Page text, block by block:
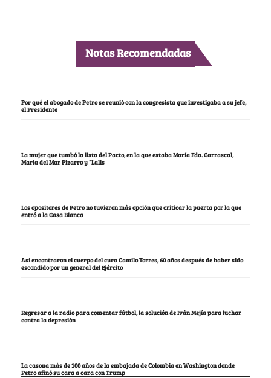
Notas Recomendadas
Por qué el abogado de Petro se reunió con la congresista que investigaba a su jefe,
el Presidente
La mujer que tumbó la lista del Pacto, en la que estaba María Fda. Carrascal,
María del Mar Pizarro y “Lalis
Los opositores de Petro no tuvieron más opción que criticar la puerta por la que
entró a la Casa Blanca
Así encontraron el cuerpo del cura Camilo Torres, 60 años después de haber sido
escondido por un general del Ejército
Regresar a la radio para comentar fútbol, la solución de Iván Mejía para luchar
contra la depresión
La casona más de 100 años de la embajada de Colombia en Washington donde
Petro afinó su cara a cara con Trump